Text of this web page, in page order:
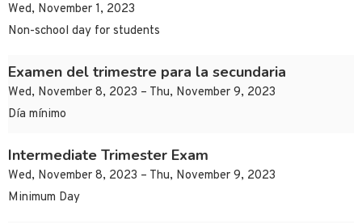
Wed, November 1, 2023
Non-school day for students
Examen del trimestre para la secundaria
Wed, November 8, 2023 – Thu, November 9, 2023
Día mínimo
Intermediate Trimester Exam
Wed, November 8, 2023 – Thu, November 9, 2023
Minimum Day